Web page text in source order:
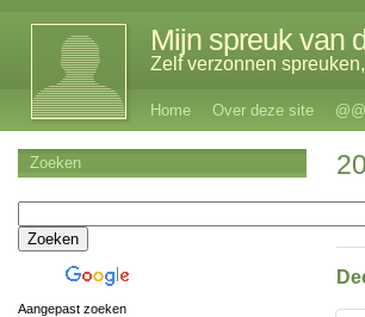
Mijn spreuk van
Zelf verzonnen
Home Over deze site
Zoeken
Aangepast zoeken